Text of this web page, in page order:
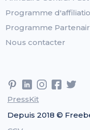
Programme
Programme
Nous contacter
PressKit
Depuis 2018 ©